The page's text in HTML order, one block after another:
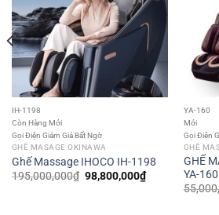
IH-1198
Còn Hàng Mới
Gọi Điện Giảm Giá Bất Ngờ
GHẾ MASAGE OKINAWA
Ghế Massage IHOCO IH-1198
195,000,000₫ Giá
gốc
98,800,000₫Giá
hiện
YA-160
Mới
Gọi Điện
GHẾ
GHẾ
YA-160